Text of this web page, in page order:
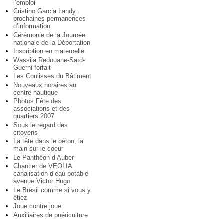
l’emploi
Cristino Garcia Landy :
prochaines permanences
d’information
Cérémonie de la Journée
nationale de la Déportation
Inscription en maternelle
Wassila Redouane-Saïd-
Guerni forfait
Les Coulisses du Bâtiment
Nouveaux horaires au
centre nautique
Photos Fête des
associations et des
quartiers 2007
Sous le regard des
citoyens
La tête dans le béton, la
main sur le coeur
Le Panthéon d’Auber
Chantier de VEOLIA
canalisation d’eau potable
avenue Victor Hugo
Le Brésil comme si vous y
étiez
Joue contre joue
Auxiliaires de puériculture